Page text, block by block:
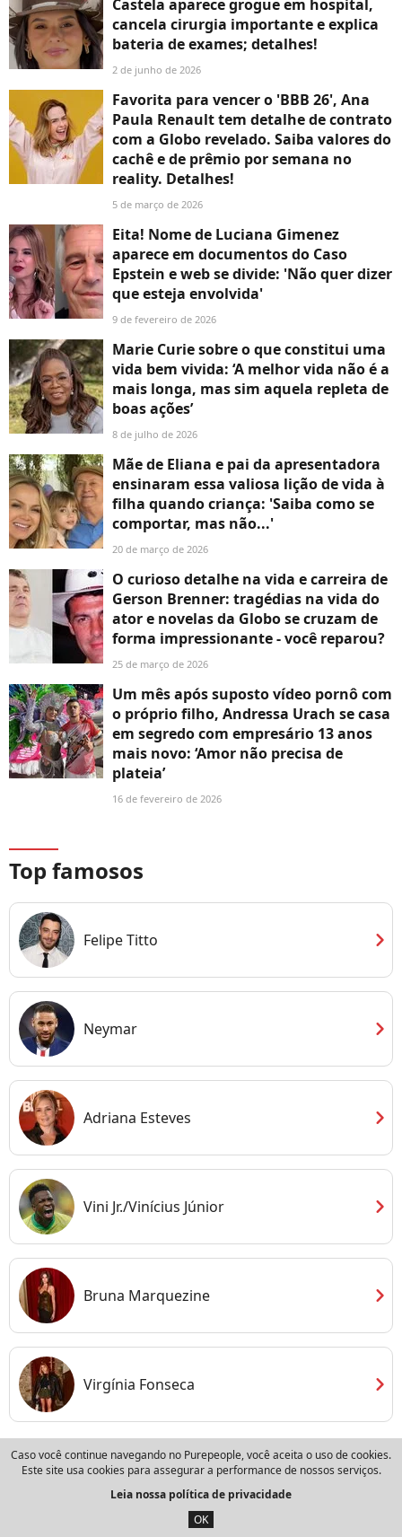
Castela aparece grogue em hospital,
cancela cirurgia importante e explica
bateria de exames; detalhes!
2 de junho de 2026
Favorita para vencer o 'BBB 26', Ana
Paula Renault tem detalhe de contrato
com a Globo revelado. Saiba valores do
cachê e de prêmio por semana no
reality. Detalhes!
5 de março de 2026
Eita! Nome de Luciana Gimenez
aparece em documentos do Caso
Epstein e web se divide: 'Não quer dizer
que esteja envolvida'
9 de fevereiro de 2026
Marie Curie sobre o que constitui uma
vida bem vivida: ‘A melhor vida não é a
mais longa, mas sim aquela repleta de
boas ações’
8 de julho de 2026
Mãe de Eliana e pai da apresentadora
ensinaram essa valiosa lição de vida à
filha quando criança: 'Saiba como se
comportar, mas não...'
20 de março de 2026
O curioso detalhe na vida e carreira de
Gerson Brenner: tragédias na vida do
ator e novelas da Globo se cruzam de
forma impressionante - você reparou?
25 de março de 2026
Um mês após suposto vídeo pornô com
o próprio filho, Andressa Urach se casa
em segredo com empresário 13 anos
mais novo: ‘Amor não precisa de
plateia’
16 de fevereiro de 2026
Top famosos
Felipe Titto chevron_right
Neymar chevron_right
Adriana Esteves chevron_right
Vini Jr./Vinícius Júnior chevron_right
Bruna Marquezine chevron_right
Virgínia Fonseca chevron_right
Caso você continue navegando no Purepeople, você aceita o uso de cookies.
Este site usa cookies para assegurar a performance de nossos serviços.
Leia nossa política de privacidade
OK